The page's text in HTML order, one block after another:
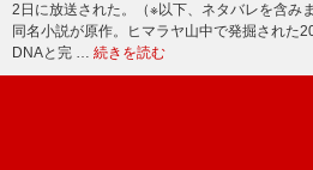
2日に放送された。（※以下、ネタバレを含
同名小説が原作。ヒマラヤ山中で発掘された
DNAと完 … 続きを読む